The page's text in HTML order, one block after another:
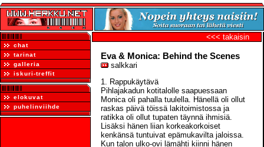
chat
tarinat
galleria
iskuri-treffit
elokuvat
puhelinviihde
<<< takaisin
Eva & Monica: Behind the Scenes
salkkari
1. Rappukäytävä
Pihlajakadun kotitalolle saapuessaan
Monica oli pahalla tuulella. Hänellä oli ollut
raskas päivä töissä lakitoimistossa ja
ratikka oli ollut tupaten täynnä ihmisiä.
Lisäksi hänen liian korkeakorkoiset
kenkänsä tuntuivat epämukavilta jaloissa.
Kun talon ulko-ovi lämähti kiinni hänen